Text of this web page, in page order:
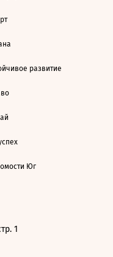
развитие
Юг
1